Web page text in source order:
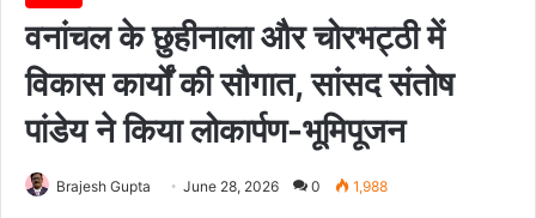
वनांचल के छुहीनाला और चोरभट्ठी में
विकास कार्यों की सौगात, सांसद संतोष
पांडेय ने किया लोकार्पण-भूमिपूजन
Brajesh Gupta June 28, 2026 0 1,988